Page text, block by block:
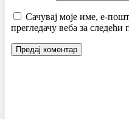
Сачувај моје име, е-
прегледачу веба за